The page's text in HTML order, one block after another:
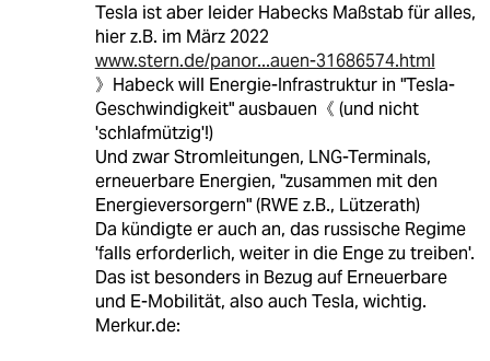
Tesla ist aber leider Habecks Maßstab für alles,
hier z.B. im März 2022
www.stern.de/panor...auen-31686574.html
》Habeck will Energie-Infrastruktur in "Tesla-
Geschwindigkeit" ausbauen《 (und nicht
'schlafmützig'!)
Und zwar Stromleitungen, LNG-Terminals,
erneuerbare Energien, "zusammen mit den
Energieversorgern" (RWE z.B., Lützerath)
Da kündigte er auch an, das russische Regime
'falls erforderlich, weiter in die Enge zu treiben'.
Das ist besonders in Bezug auf Erneuerbare
und E-Mobilität, also auch Tesla, wichtig.
Merkur.de: